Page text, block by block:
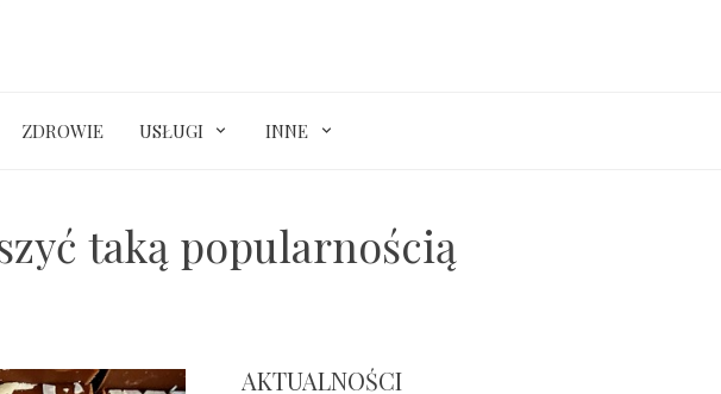
ZDROWIE USŁUGI INNE
taką popularnością
AKTUALNOŚCI